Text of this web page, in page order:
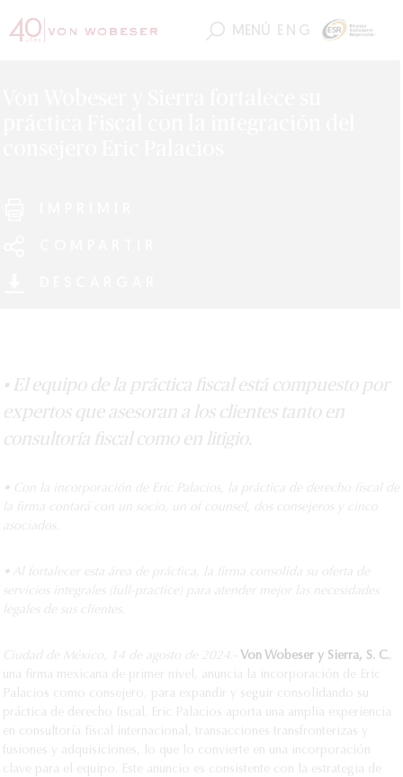
MENÚ ENG
• El equipo de la práctica fiscal está compuesto por
expertos que asesoran a los clientes tanto en
consultoría fiscal como en litigio.
• Con la incorporación de Eric Palacios, la práctica de derecho fiscal de
la firma contará con un socio, un of counsel, dos consejeros y cinco
asociados.
• Al fortalecer esta área de práctica, la firma consolida su oferta de
servicios integrales (full-practice) para atender mejor las necesidades
legales de sus clientes.
Ciudad de México, 14 de agosto de 2024 Von Wobeser y Sierra, S. C.
una firma mexicana de primer nivel, anuncia la incorporación de Eric
Palacios como consejero, para expandir y seguir consolidando su
práctica de derecho fiscal. Eric Palacios aporta una amplia experiencia
en consultoría fiscal internacional, transacciones transfronterizas y
fusiones y adquisiciones, lo que lo convierte en una incorporación
clave para el equipo. Este anuncio es consistente con la estrategia de